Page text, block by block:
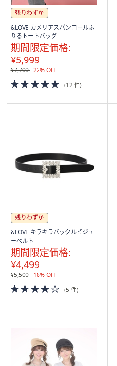
残りわずか
&LOVE カメリアスパンコールふ
りるトートバッグ
期間限定価格:
¥5,999
¥7,700 22% OFF
5.0
of
(12 件)
残りわずか
&LOVE キラキラバックルビジュ
ーベルト
期間限定価格:
¥4,499
¥5,500 18% OFF
4.0
of
(5 件)